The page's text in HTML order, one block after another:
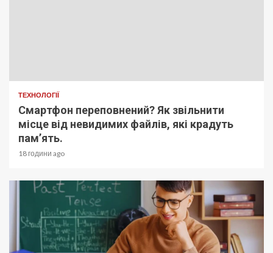
ТЕХНОЛОГІЇ
Смартфон переповнений? Як звільнити
місце від невидимих файлів, які крадуть
пам’ять.
18 години ago